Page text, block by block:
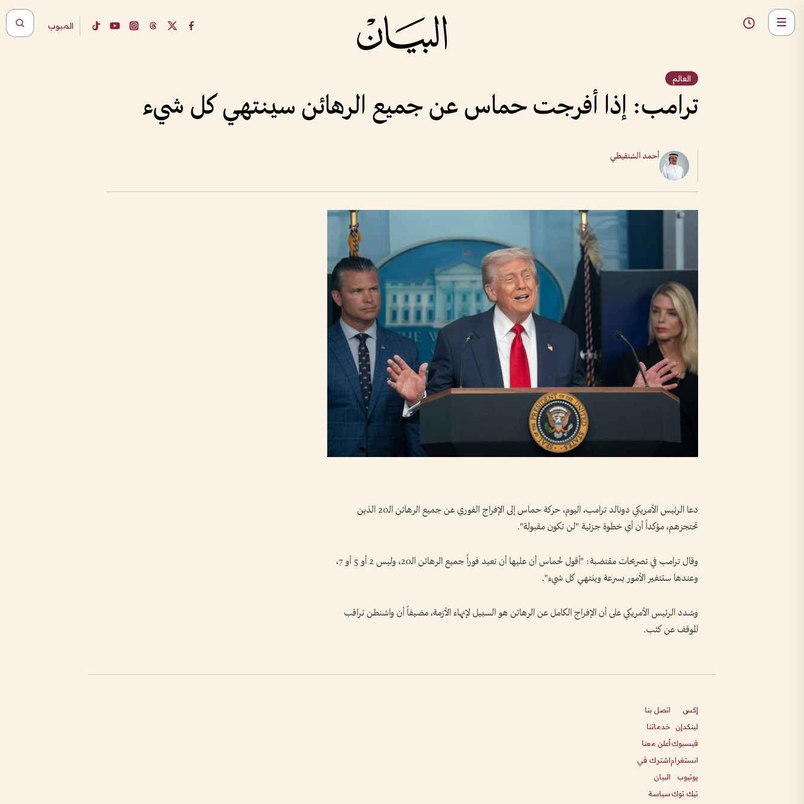
المبوب
العالم
ترامب: إذا أفرجت حماس عن جميع الرهائن سينتهي كل شيء
أحمد الشنقيطي
دعا الرئيس الأمريكي دونالد ترامب، اليوم، حركة حماس إلى الإفراج الفوري عن جميع الرهائن الـ20 الذين
تحتجزهم، مؤكداً أن أي خطوة جزئية "لن تكون مقبولة".
وقال ترامب في تصريحات مقتضبة: "أقول لحماس أن عليها أن تعيد فوراً جميع الرهائن الـ20، وليس 2 أو 5 أو 7،
وعندها ستتغير الأمور بسرعة وينتهي كل شيء".
وشدد الرئيس الأمريكي على أن الإفراج الكامل عن الرهائن هو السبيل لإنهاء الأزمة، مضيفاً أن واشنطن تراقب
الموقف عن كثب.
إكس
لينكدإن
فيسبوك
انستغرام
يوتيوب
تيك توك
اتصل بنا
خدماتنا
أعلن معنا
اشترك في
البيان
سياسة